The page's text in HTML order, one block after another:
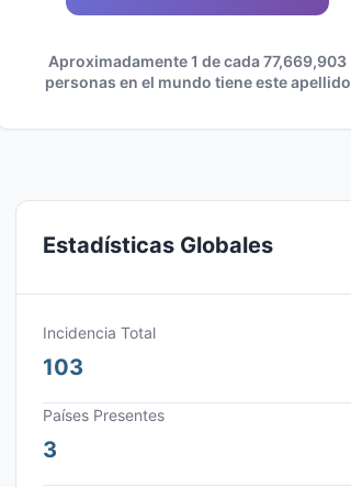
Aproximadamente 1 de cada 77,669,903
personas en el mundo tiene este apellido
Estadísticas Globales
Incidencia Total
103
Países Presentes
3